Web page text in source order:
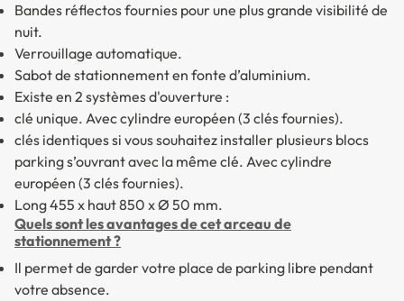
Bandes réflectos fournies pour une plus grande visibilité de
nuit.
Verrouillage automatique.
Sabot de stationnement en fonte d’aluminium.
Existe en 2 systèmes d'ouverture :
clé unique. Avec cylindre européen (3 clés fournies).
clés identiques si vous souhaitez installer plusieurs blocs
parking s’ouvrant avec la même clé. Avec cylindre
européen (3 clés fournies).
Long 455 x haut 850 x Ø 50 mm.
Quels sont les avantages de cet arceau de
stationnement ?
Il permet de garder votre place de parking libre pendant
votre absence.